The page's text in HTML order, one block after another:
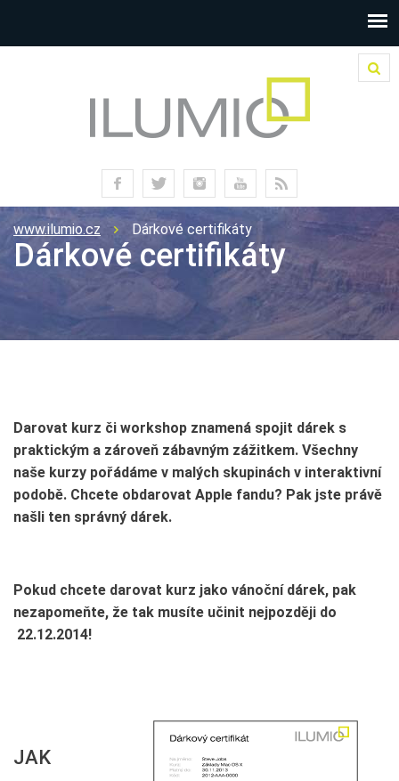
www.ilumio.cz Dárkové certifikáty
Dárkové certifikáty
Darovat kurz či workshop znamená spojit dárek s
praktickým a zároveň zábavným zážitkem. Všechny
naše kurzy pořádáme v malých skupinách v interaktivní
podobě. Chcete obdarovat Apple fandu? Pak jste právě
našli ten správný dárek.
Pokud chcete darovat kurz jako vánoční dárek, pak
nezapomeňte, že tak musíte učinit nejpozději do
22.12.2014!
JAK